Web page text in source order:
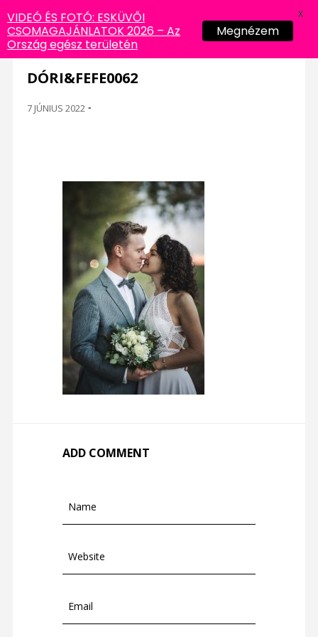
DÓRI&FEFE0062
7 JÚNIUS 2022 -
ADD COMMENT
VIDEÓ ÉS FOTÓ: ESKÜVŐI
CSOMAGAJÁNLATOK 2026 – Az
Ország egész területén
Megnézem
X